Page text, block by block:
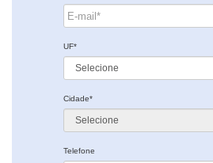
UF*
Cidade*
Telefone